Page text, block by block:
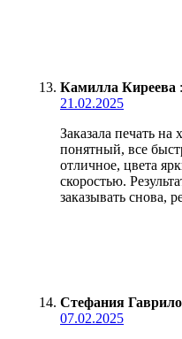
Камилла Киреева :
21.02.2025
Заказала печать
понятный, все
отличное, цвета
скоростью.
заказывать снова,
Стефания
07.02.2025